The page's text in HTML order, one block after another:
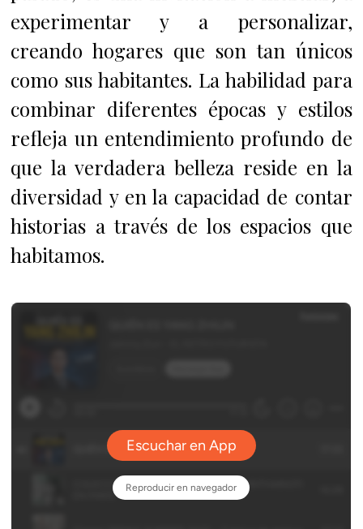
experimentar y a personalizar,
creando hogares que son tan únicos
como sus habitantes. La habilidad para
combinar diferentes épocas y estilos
refleja un entendimiento profundo de
que la verdadera belleza reside en la
diversidad y en la capacidad de contar
historias a través de los espacios que
habitamos.